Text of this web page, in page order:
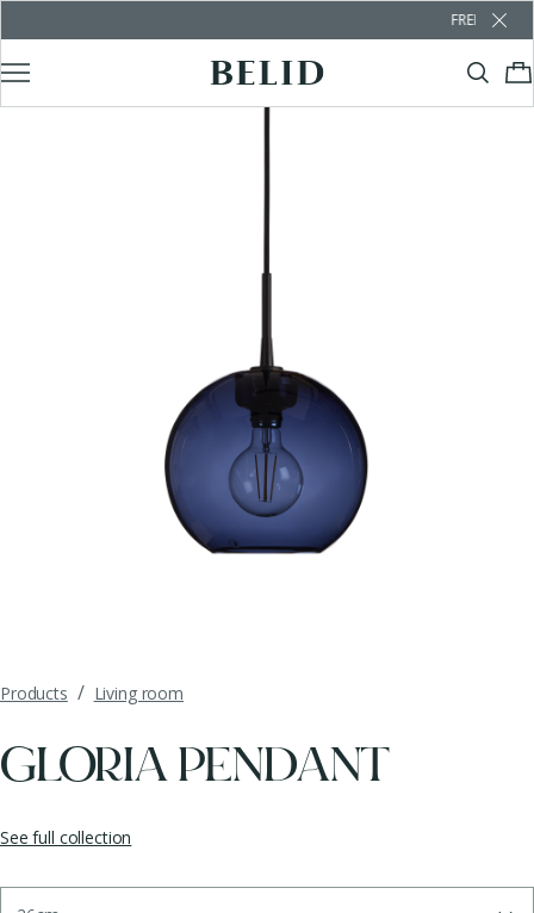
FREE SHIPPING
Products / Living room
GLORIA PENDANT
See full collection